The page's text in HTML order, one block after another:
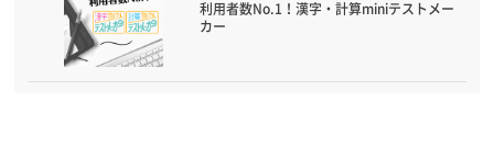
利用者数No.1！漢字・計算miniテストメー
カー